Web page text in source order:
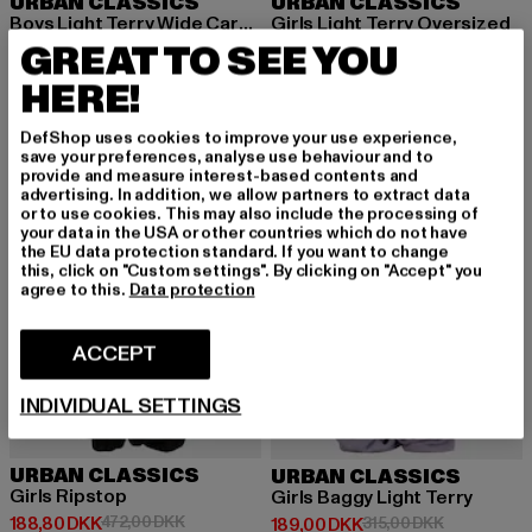
Boys Light Terry Wide Cargo Sweatpants
161,31 DKK
Nuværende pris: 161,31 DKK
283,00 DKKKampagnepris: 283,00 DKK
Girls Light Terry Oversized
148,05 DKK
Nuværende pris: 148,05 DKK
315,00 DKK
-60%
URBAN CLASSICS
Girls Ripstop
188,80 DKK
Nuværende pris: 188,80 DKK
472,00 DKKKampagnepris: 472,00 DKK
-40%
URBAN CLASSICS
Girls Baggy Light Terry
189,00 DKK
Nuværende pris: 189,00 DKK
315,00 DKK
GREAT TO SEE YOU
HERE!
DefShop uses cookies to improve your use experience,
save your preferences, analyse use behaviour and to
provide and measure interest-based contents and
advertising. In addition, we allow partners to extract data
or to use cookies. This may also include the processing of
your data in the USA or other countries which do not have
the EU data protection standard. If you want to change
this, click on "Custom settings". By clicking on "Accept" you
agree to this. Data protection
ACCEPT
INDIVIDUAL SETTINGS